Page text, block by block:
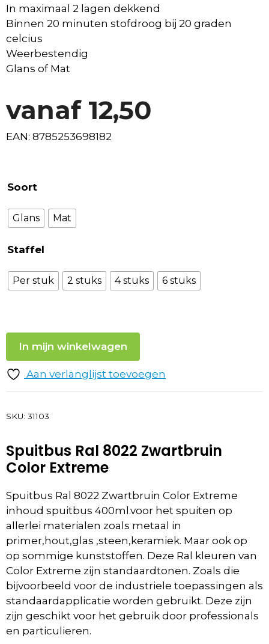
In maximaal 2 lagen dekkend
Binnen 20 minuten stofdroog bij 20 graden
celcius
Weerbestendig
Glans of Mat
vanaf 12,50
EAN: 8785253698182
Soort
Glans Mat
Staffel
Per stuk 2 stuks 4 stuks 6 stuks
In mijn winkelwagen
Aan verlanglijst toevoegen
SKU: 31103
Spuitbus Ral 8022 Zwartbruin
Color Extreme
Spuitbus Ral 8022 Zwartbruin Color Extreme
inhoud spuitbus 400ml.voor het spuiten op
allerlei materialen zoals metaal in
primer,hout,glas ,steen,keramiek. Maar ook op
op sommige kunststoffen. Deze Ral kleuren van
Color Extreme zijn standaardtonen. Zoals die
bijvoorbeeld voor de industriele toepassingen als
standaardapplicatie worden gebruikt. Deze zijn
zijn geschikt voor het gebruik door professionals
en particulieren.